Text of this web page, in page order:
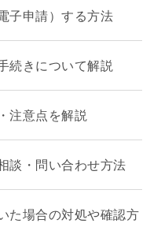
子申請）する方法
続きについて解説
注意点を解説
談・問い合わせ方法
た場合の対処や確認方